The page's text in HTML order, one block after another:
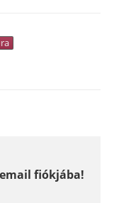
fiókjába!